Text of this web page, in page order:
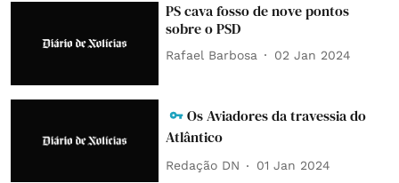
PS cava fosso de nove pontos
sobre o PSD
Rafael Barbosa 02 Jan 2024
Os Aviadores da travessia do
Atlântico
Redação DN 01 Jan 2024